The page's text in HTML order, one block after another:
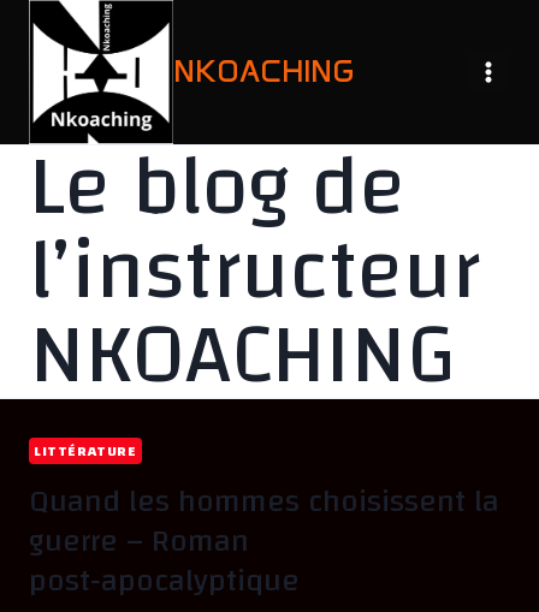
Aller
contenu
NKOACHING
Le blog de
l’instructeur
NKOACHING
LITTÉRATURE
Quand les hommes choisissent la
guerre – Roman
post‑apocalyptique